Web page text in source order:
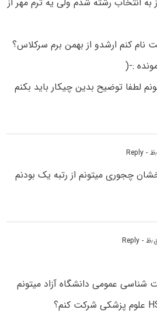
نام کنم ارشدو از بهمن برم سرکلاس؟
:-(
لطفا توضیح بدین چیکار باید بکنم
- Reply
چجوری میتونم از رتبه یک بودنم
- Reply
عمومی دانشگاه آزاد میتونم